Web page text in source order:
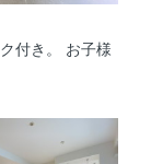
付き。 お子様